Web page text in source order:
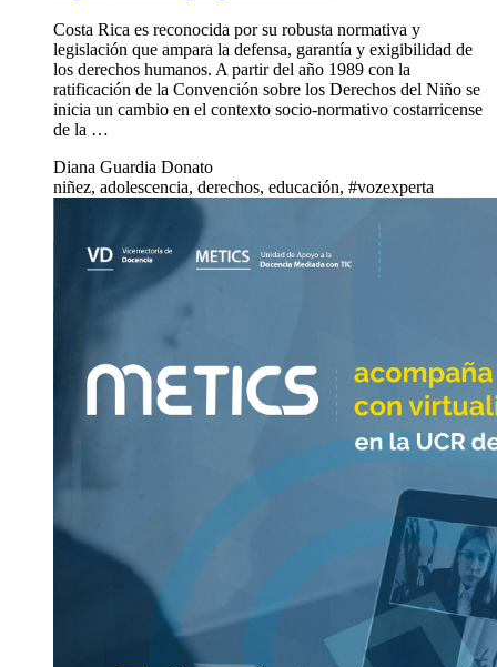
Costa Rica es reconocida por su robusta normativa y
legislación que ampara la defensa, garantía y exigibilidad de
los derechos humanos. A partir del año 1989 con la
ratificación de la Convención sobre los Derechos del Niño se
inicia un cambio en el contexto socio-normativo costarricense
de la …
Diana Guardia Donato
niñez, adolescencia, derechos, educación, #vozexperta